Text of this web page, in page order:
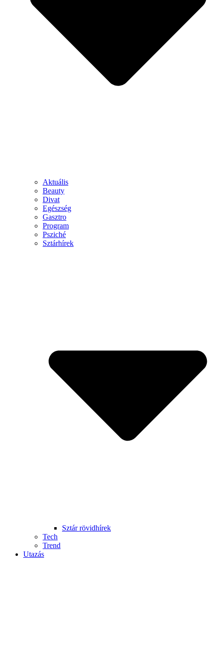
Aktuális
Beauty
Divat
Egészség
Gasztro
Program
Psziché
Sztárhírek
Sztár rövidhírek
Tech
Trend
Utazás